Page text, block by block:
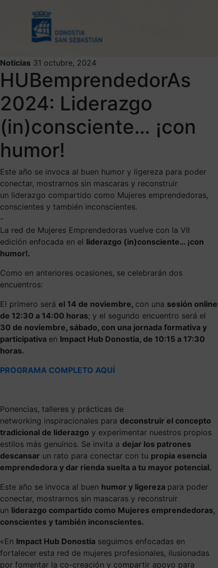
Noticias 31 octubre, 2024
HUBemprendedorAs
2024: Liderazgo
(in)consciente… ¡con
humor!
Este año se invoca al buen humor y ligereza para poder
conectar, mostrarnos sin mascaras y reconstruir
un liderazgo compartido como Mujeres emprendedoras,
conscientes y también inconscientes.
-
La red de Mujeres Emprendedoras vuelve con la VII
edición enfocada en el liderazgo (in)consciente… ¡con
humor!.
Como en anteriores ocasiones, se celebrarán dos
encuentros:
El primero será el 14 de noviembre, con una sesión online
de 12:30 a 14:00 horas; y el segundo encuentro será el
30 de noviembre, sábado, con una jornada formativa y
participativa en Impact Hub Donostia, de 10:15 a 17:30
horas.
PROGRAMA COMPLETO AQUÍ
Ponencias, talleres y prácticas de
networking inspiracionales para deconstruir el concepto
tradicional de liderazgo y experimentar nuestros propios
estilos más genuinos. Se invita a dejar los patrones
descansar un rato para conectar con tu propia esencia
emprendedora y dar rienda suelta a tu mayor potencial.
Este año se invoca al buen humor y ligereza para poder
conectar, mostrarnos sin mascaras y reconstruir
un liderazgo compartido como Mujeres emprendedoras,
conscientes y también inconscientes.
«En Impact Hub Donostia seguimos enfocadas en
fortalecer esta red de mujeres profesionales, ilusionadas
por fomentar la co-creación y compartir apoyo para